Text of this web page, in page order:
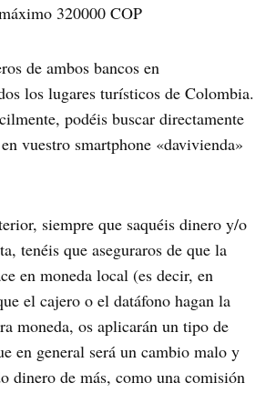
320000 COP
de ambos bancos en
los lugares turísticos de Colombia.
podéis buscar directamente
vuestro smartphone «davivienda»
siempre que saquéis dinero y/o
tenéis que aseguraros de que la
en moneda local (es decir, en
el cajero o el datáfono hagan la
moneda, os aplicarán un tipo de
en general será un cambio malo y
dinero de más, como una comisión